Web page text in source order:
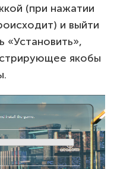
(при нажатии
и выйти
«Установить»,
якобы